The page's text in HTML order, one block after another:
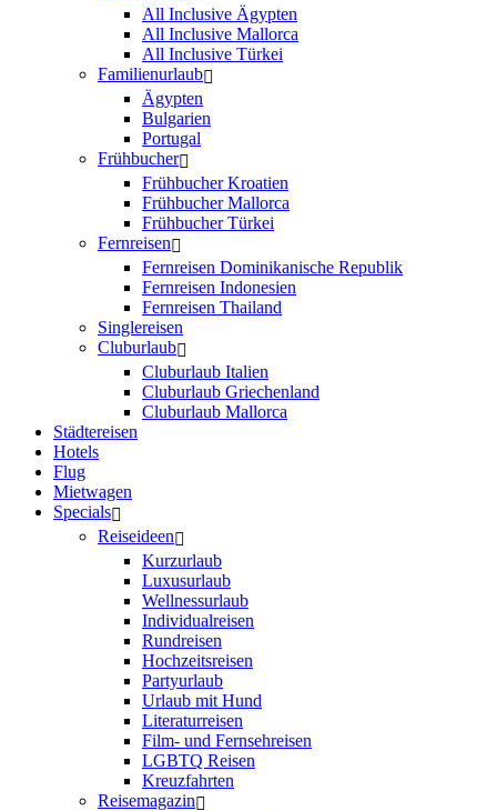
All Inclusive Ägypten
All Inclusive Mallorca
All Inclusive Türkei
Familienurlaub
Ägypten
Bulgarien
Portugal
Frühbucher
Frühbucher Kroatien
Frühbucher Mallorca
Frühbucher Türkei
Fernreisen
Fernreisen Dominikanische Republik
Fernreisen Indonesien
Fernreisen Thailand
Singlereisen
Cluburlaub
Cluburlaub Italien
Cluburlaub Griechenland
Cluburlaub Mallorca
Städtereisen
Hotels
Flug
Mietwagen
Specials
Reiseideen
Kurzurlaub
Luxusurlaub
Wellnessurlaub
Individualreisen
Rundreisen
Hochzeitsreisen
Partyurlaub
Urlaub mit Hund
Literaturreisen
Film- und Fernsehreisen
LGBTQ Reisen
Kreuzfahrten
Reisemagazin